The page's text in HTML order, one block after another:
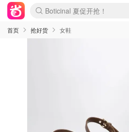
4折！lulu周四疯狂上新
速领！Stanley独家85折
Zalando 奥莱闪促！每日更新
首页 抢好货 女鞋